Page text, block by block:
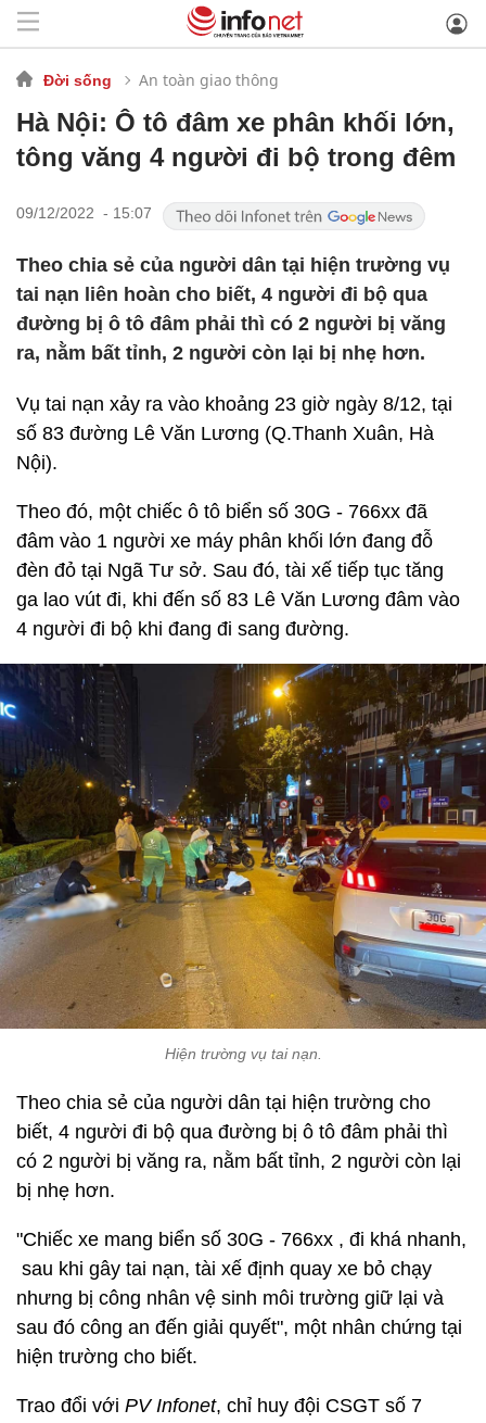
Đời sống An toàn giao thông
Hà Nội: Ô tô đâm xe phân khối lớn,
tông văng 4 người đi bộ trong đêm
09/12/2022 - 15:07
Theo chia sẻ của người dân tại hiện trường vụ
tai nạn liên hoàn cho biết, 4 người đi bộ qua
đường bị ô tô đâm phải thì có 2 người bị văng
ra, nằm bất tỉnh, 2 người còn lại bị nhẹ hơn.
Vụ tai nạn xảy ra vào khoảng 23 giờ ngày 8/12, tại
số 83 đường Lê Văn Lương (Q.Thanh Xuân, Hà
Nội).
Theo đó, một chiếc ô tô biển số 30G - 766xx đã
đâm vào 1 người xe máy phân khối lớn đang đỗ
đèn đỏ tại Ngã Tư sở. Sau đó, tài xế tiếp tục tăng
ga lao vút đi, khi đến số 83 Lê Văn Lương đâm vào
4 người đi bộ khi đang đi sang đường.
Hiện trường vụ tai nạn.
Theo chia sẻ của người dân tại hiện trường cho
biết, 4 người đi bộ qua đường bị ô tô đâm phải thì
có 2 người bị văng ra, nằm bất tỉnh, 2 người còn lại
bị nhẹ hơn.
"Chiếc xe mang biển số 30G - 766xx , đi khá nhanh,
sau khi gây tai nạn, tài xế định quay xe bỏ chạy
nhưng bị công nhân vệ sinh môi trường giữ lại và
sau đó công an đến giải quyết", một nhân chứng tại
hiện trường cho biết.
Trao đổi với PV Infonet, chỉ huy đội CSGT số 7